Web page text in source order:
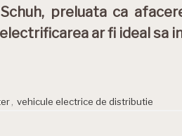
preluata ca
ar fi ideal sa
vehicule electrice de distributie